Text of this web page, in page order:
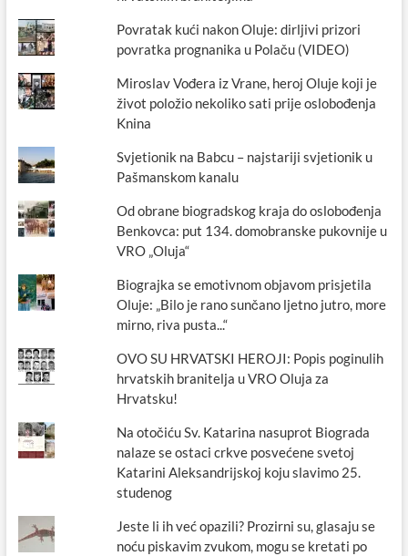
Povratak kući nakon Oluje: dirljivi prizori
povratka prognanika u Polaču (VIDEO)
Miroslav Vođera iz Vrane, heroj Oluje koji je
život položio nekoliko sati prije oslobođenja
Knina
Svjetionik na Babcu – najstariji svjetionik u
Pašmanskom kanalu
Od obrane biogradskog kraja do oslobođenja
Benkovca: put 134. domobranske pukovnije u
VRO „Oluja“
Biograjka se emotivnom objavom prisjetila
Oluje: „Bilo je rano sunčano ljetno jutro, more
mirno, riva pusta...“
OVO SU HRVATSKI HEROJI: Popis poginulih
hrvatskih branitelja u VRO Oluja za
Hrvatsku!
Na otočiću Sv. Katarina nasuprot Biograda
nalaze se ostaci crkve posvećene svetoj
Katarini Aleksandrijskoj koju slavimo 25.
studenog
Jeste li ih već opazili? Prozirni su, glasaju se
noću piskavim zvukom, mogu se kretati po